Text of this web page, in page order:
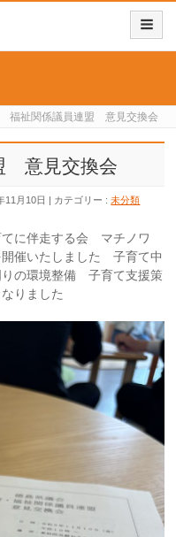
福祉関係議員連盟 意見交換会
意見交換会
11月10日 カテゴリー :未分類
てに伴走する会 マチノワ
開催いたしました 子育て中
りの環境整備 子育て支援策
りました